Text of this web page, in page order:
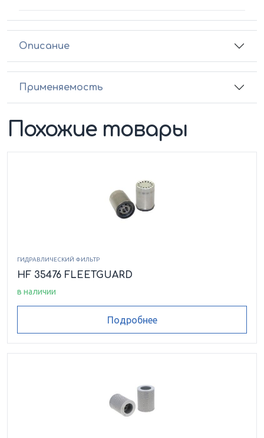
Описание
Применяемость
Похожие товары
ГИДРАВЛИЧЕСКИЙ ФИЛЬТР
HF 35476 FLEETGUARD
в наличии
Подробнее